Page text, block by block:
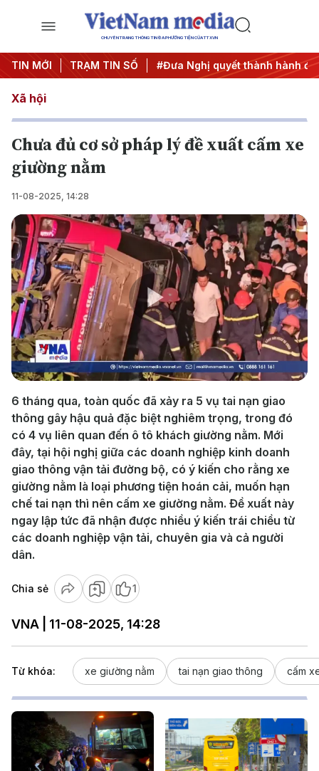
CHUYÊN TRANG THÔNG TIN ĐA PHƯƠNG TIỆN CỦA TTXVN
TIN MỚI TRẠM TIN SỐ
ương 3 #APEC 2027 #Đưa Nghị quyết thành hành
Xã hội
Chưa đủ cơ sở pháp lý đề xuất cấm xe
giường nằm
11-08-2025, 14:28
Play
Video
6 tháng qua, toàn quốc đã xảy ra 5 vụ tai nạn giao
thông gây hậu quả đặc biệt nghiêm trọng, trong đó
có 4 vụ liên quan đến ô tô khách giường nằm. Mới
đây, tại hội nghị giữa các doanh nghiệp kinh doanh
giao thông vận tải đường bộ, có ý kiến cho rằng xe
giường nằm là loại phương tiện hoán cải, muốn hạn
chế tai nạn thì nên cấm xe giường nằm. Đề xuất này
ngay lập tức đã nhận được nhiều ý kiến trái chiều từ
các doanh nghiệp vận tải, chuyên gia và cả người
dân.
Chia sẻ 1
VNA | 11-08-2025, 14:28
Từ khóa: xe giường nằm tai nạn giao thông cấm